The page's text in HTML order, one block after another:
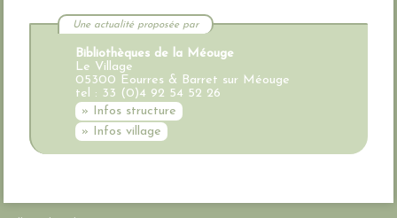
Une actualité proposée par
Bibliothèques de la Méouge
Le Village
05300 Eourres & Barret sur Méouge
tel : 33 (0)4 92 54 52 26
» Infos structure
» Infos village